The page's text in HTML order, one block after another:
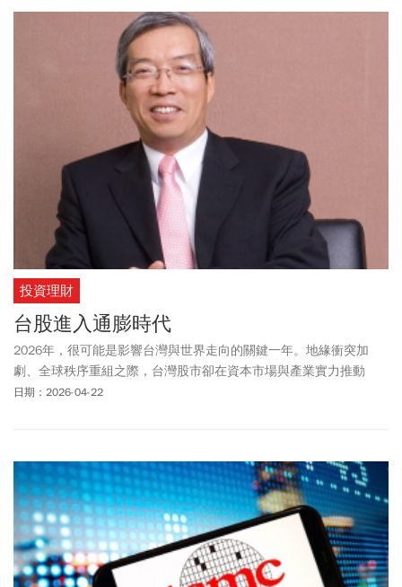
投資理財
台股進入通膨時代
2026年，很可能是影響台灣與世界走向的關鍵一年。地緣衝突加
劇、全球秩序重組之際，台灣股市卻在資本市場與產業實力推動
下，創下前所未見的新高度。
日期：2026-04-22